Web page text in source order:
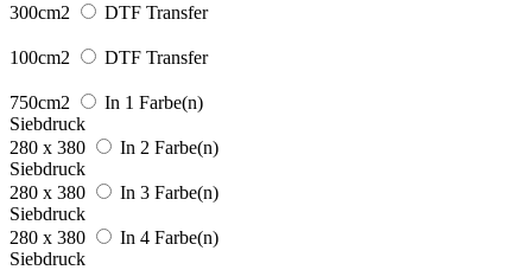
300cm2 DTF Transfer
100cm2 DTF Transfer
750cm2
In 1 Farbe(n)
Siebdruck
280 x 380
In 2 Farbe(n)
Siebdruck
280 x 380
In 3 Farbe(n)
Siebdruck
280 x 380
In 4 Farbe(n)
Siebdruck